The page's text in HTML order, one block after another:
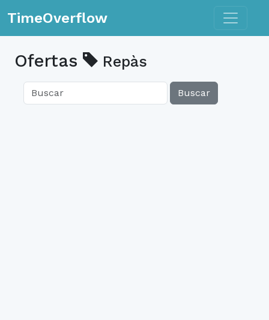
TimeOverflow Toggle
Ofertas Repàs
Buscar